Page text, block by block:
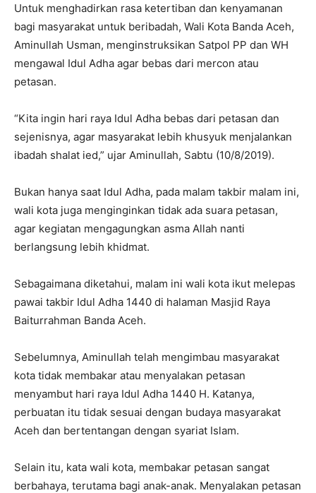
Untuk menghadirkan rasa ketertiban dan kenyamanan
bagi masyarakat untuk beribadah, Wali Kota Banda Aceh,
Aminullah Usman, menginstruksikan Satpol PP dan WH
mengawal Idul Adha agar bebas dari mercon atau
petasan.
“Kita ingin hari raya Idul Adha bebas dari petasan dan
sejenisnya, agar masyarakat lebih khusyuk menjalankan
ibadah shalat ied,” ujar Aminullah, Sabtu (10/8/2019).
Bukan hanya saat Idul Adha, pada malam takbir malam ini,
wali kota juga menginginkan tidak ada suara petasan,
agar kegiatan mengagungkan asma Allah nanti
berlangsung lebih khidmat.
Sebagaimana diketahui, malam ini wali kota ikut melepas
pawai takbir Idul Adha 1440 di halaman Masjid Raya
Baiturrahman Banda Aceh.
Sebelumnya, Aminullah telah mengimbau masyarakat
kota tidak membakar atau menyalakan petasan
menyambut hari raya Idul Adha 1440 H. Katanya,
perbuatan itu tidak sesuai dengan budaya masyarakat
Aceh dan bertentangan dengan syariat Islam.
Selain itu, kata wali kota, membakar petasan sangat
berbahaya, terutama bagi anak-anak. Menyalakan petasan